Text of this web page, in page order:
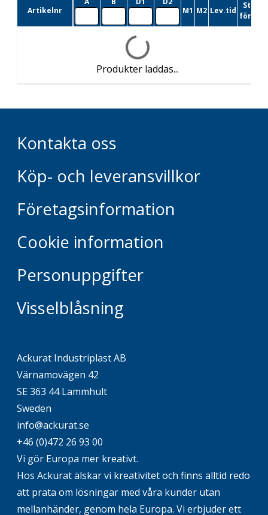
Artikelnr
M1 M2 Lev.tid
St.
förp
Produkter laddas...
Kontakta oss
Köp- och leveransvillkor
Företagsinformation
Cookie information
Personuppgifter
Visselblåsning
Ackurat Industriplast AB
Värnamovägen 42
SE 363 44 Lammhult
Sweden
info@ackurat.se
+46 (0)472 26 93 00
Vi gör Europa mer kreativt.
Hos Ackurat älskar vi kreativitet och finns alltid redo
att prata om lösningar med våra kunder utan
mellanhänder, genom hela Europa. Vi erbjuder ett